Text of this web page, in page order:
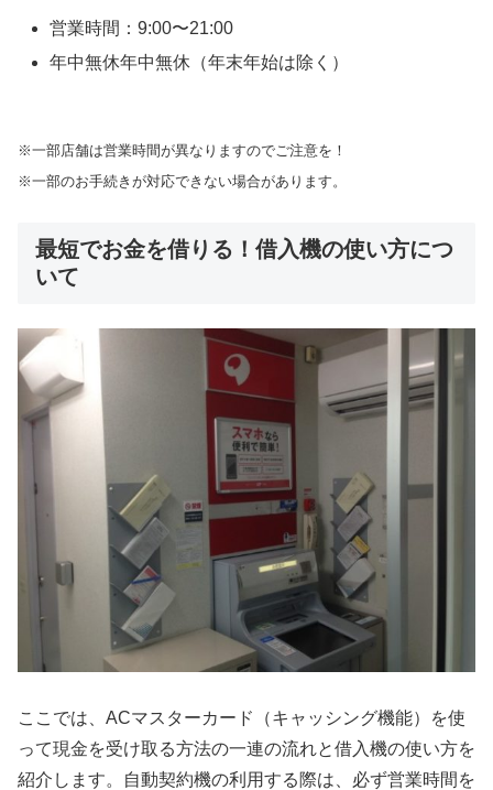
営業時間：9:00〜21:00
年中無休年中無休（年末年始は除く）
※一部店舗は営業時間が異なりますのでご注意を！
※一部のお手続きが対応できない場合があります。
最短でお金を借りる！借入機の使い方につ
いて
ここでは、ACマスターカード（キャッシング機能）を使
って現金を受け取る方法の一連の流れと借入機の使い方を
紹介します。自動契約機の利用する際は、必ず営業時間を